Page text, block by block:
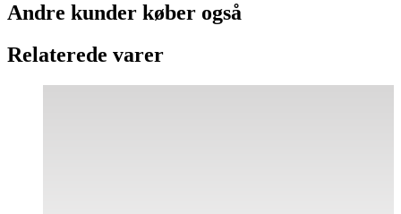
Andre kunder køber også
Relaterede varer